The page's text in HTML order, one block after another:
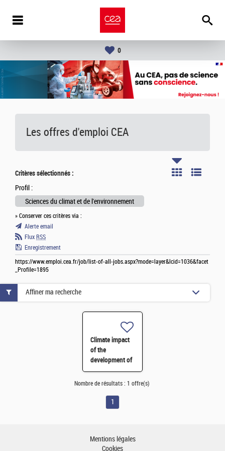
0
Les offres d'emploi CEA
Critères sélectionnés :
Profil :
Sciences du climat et de l'environnement
» Conserver ces critères via :
Alerte email
Flux RSS
Enregistrement
https://www.emploi.cea.fr/job/list-of-all-jobs.aspx?mode=layer&lcid=1036&facet
_Profile=1895
Climate impact
of the
development of
methane and
hydrogen
towards 2050
Affiner ma recherche
Nombre de résultats : 1 offre(s)
1
Mentions légales
Cookies